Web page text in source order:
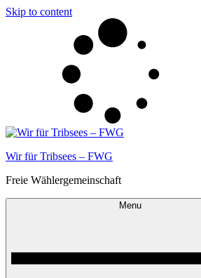
Skip to content
Wir für Tribsees – FWG
Freie Wählergemeinschaft
Menu